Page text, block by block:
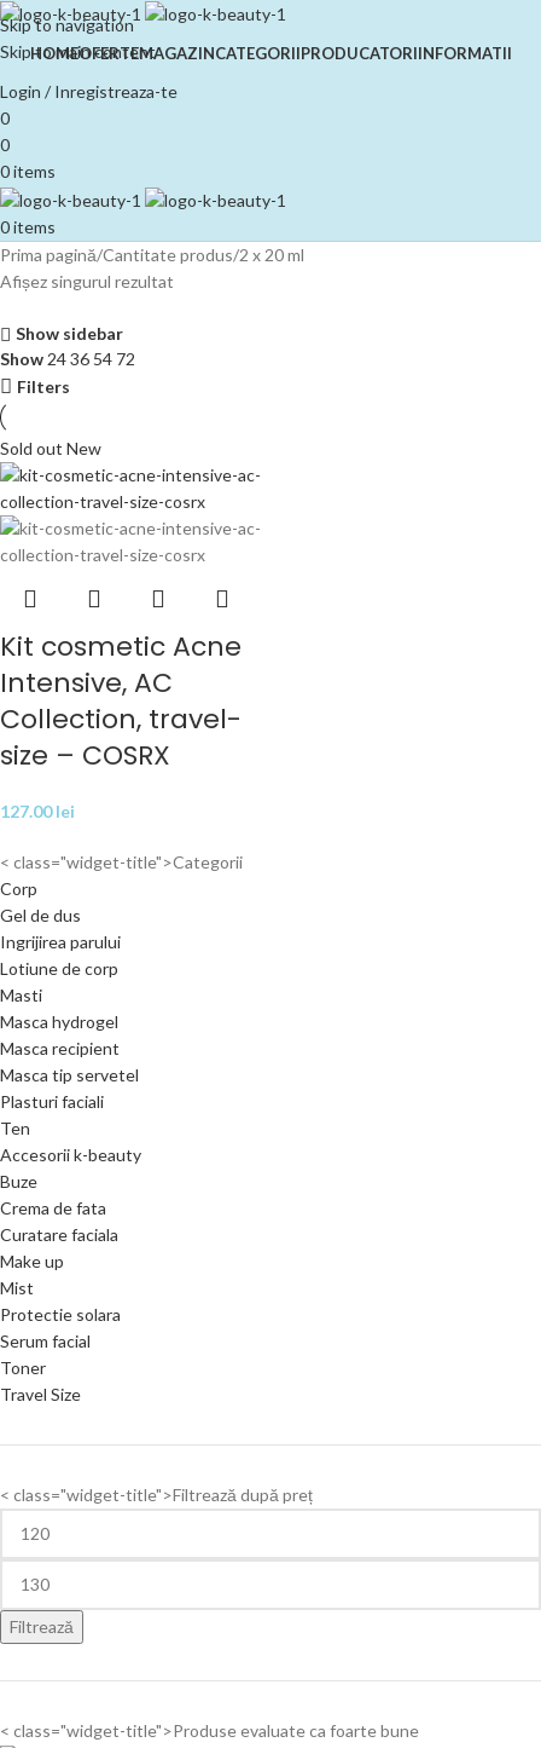
Skip to navigation
Skip to main content
HOMEOFERTEMAGAZINCATEGORIIPRODUCATORIINFORMATII
Login / Inregistreaza-te
0
0
0items
0items
Prima pagină Cantitate produs 2 x 20 ml
Afișez singurul rezultat
Show sidebar
Show 2436 54 72
Filters
Sold out New
Kit cosmetic Acne
Intensive, AC
Collection, travel-
size – COSRX
127.00lei
< class="widget-title">Categorii
Corp
Gel de dus
Ingrijirea parului
Lotiune de corp
Masti
Masca hydrogel
Masca recipient
Masca tip servetel
Plasturi faciali
Ten
Accesorii k-beauty
Buze
Crema de fata
Curatare faciala
Make up
Mist
Protectie solara
Serum facial
Toner
Travel Size
< class="widget-title">Filtrează după preț
Filtrează
< class="widget-title">Produse evaluate ca foarte bune